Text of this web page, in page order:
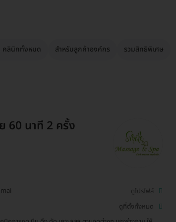
คลินิกทั้งหมด สำหรับลูกค้าองค์กร รวมสิทธิพิเศษ
60 นาที 2 ครั้ง
ดูโปรไฟล์
ดูที่ตั้งทั้งหมด